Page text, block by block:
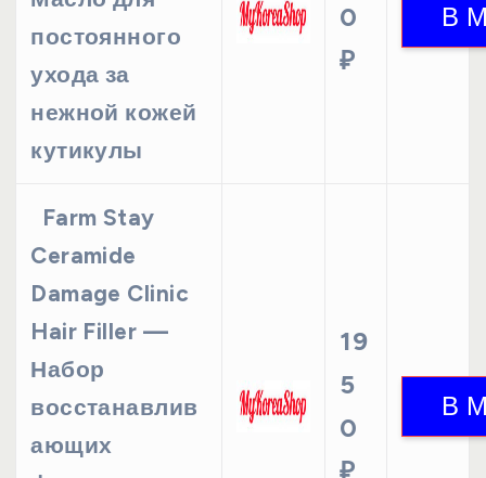
постоянного
ухода за
нежной кожей
кутикулы
0
₽
Farm Stay
Ceramide
Damage Clinic
Hair Filler —
Набор
восстанавлив
ающих
19
5
0
₽